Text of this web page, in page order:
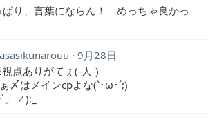
ぱり、言葉にならん！ めっちゃ良かっ
9月28日
点ありがてぇ(-人-)
〆はメインcpよな(`･ω･´;)
∠):_